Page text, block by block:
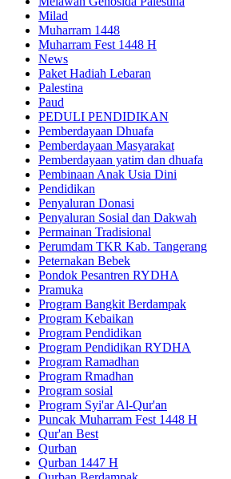
Milad
Muharram 1448
Muharram Fest 1448 H
News
Paket Hadiah Lebaran
Palestina
Paud
PEDULI PENDIDIKAN
Pemberdayaan Dhuafa
Pemberdayaan Masyarakat
Pemberdayaan yatim dan dhuafa
Pembinaan Anak Usia Dini
Pendidikan
Penyaluran Donasi
Penyaluran Sosial dan Dakwah
Permainan Tradisional
Perumdam TKR Kab. Tangerang
Peternakan Bebek
Pondok Pesantren RYDHA
Pramuka
Program Bangkit Berdampak
Program Kebaikan
Program Pendidikan
Program Pendidikan RYDHA
Program Ramadhan
Program Rmadhan
Program sosial
Program Syi'ar Al-Qur'an
Puncak Muharram Fest 1448 H
Qur'an Best
Qurban
Qurban 1447 H